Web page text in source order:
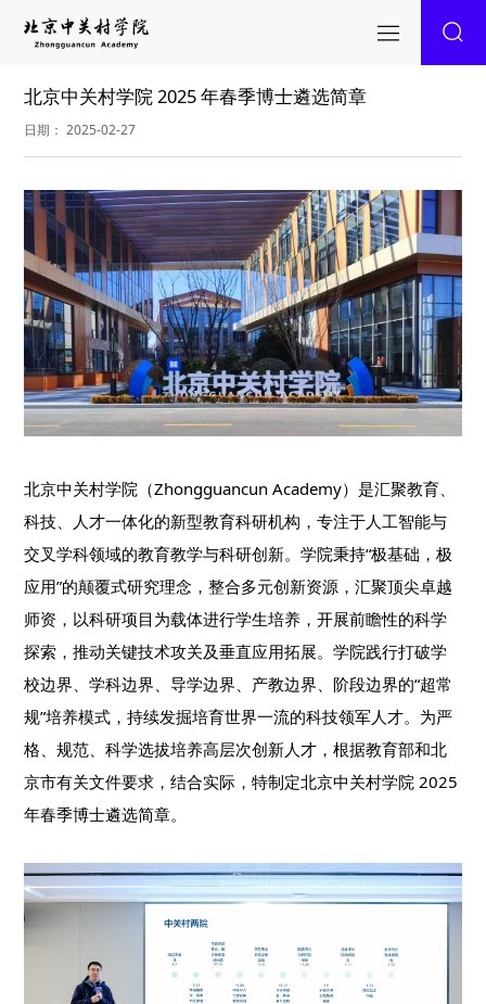
北京中关村学院 2025 年春季博士遴选简章
日期： 2025-02-27
北京中关村学院（Zhongguancun Academy）是汇聚教育、
科技、人才一体化的新型教育科研机构，专注于人工智能与
交叉学科领域的教育教学与科研创新。学院秉持“极基础，极
应用”的颠覆式研究理念，整合多元创新资源，汇聚顶尖卓越
师资，以科研项目为载体进行学生培养，开展前瞻性的科学
探索，推动关键技术攻关及垂直应用拓展。学院践行打破学
校边界、学科边界、导学边界、产教边界、阶段边界的“超常
规”培养模式，持续发掘培育世界一流的科技领军人才。为严
格、规范、科学选拔培养高层次创新人才，根据教育部和北
京市有关文件要求，结合实际，特制定北京中关村学院 2025
年春季博士遴选简章。